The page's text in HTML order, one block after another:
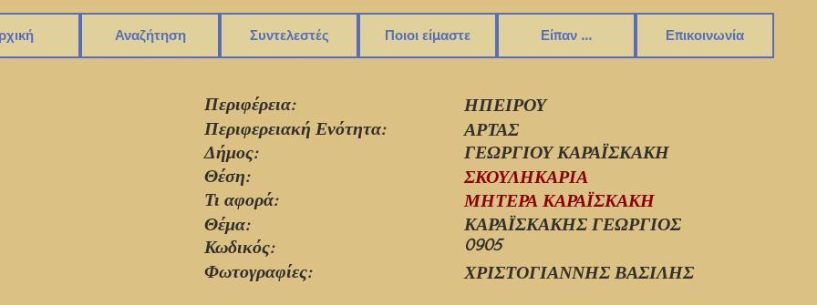
Αναζήτηση Συντελεστές Ποιοι είμαστε Είπαν ... Επικοινωνία
Περιφέρεια:
Περιφερειακή Ενότητα:
Δήμος:
Θέση:
Τι αφορά:
Θέμα:
Κωδικός:
Φωτογραφίες:
ΗΠΕΙΡΟΥ
ΑΡΤΑΣ
ΓΕΩΡΓΙΟΥ ΚΑΡΑΪΣΚΑΚΗ
ΣΚΟΥΛΗΚΑΡΙΑ
ΜΗΤΕΡΑ ΚΑΡΑΪΣΚΑΚΗ
ΚΑΡΑΪΣΚΑΚΗΣ ΓΕΩΡΓΙΟΣ
0905
ΧΡΙΣΤΟΓΙΑΝΝΗΣ ΒΑΣΙΛΗΣ